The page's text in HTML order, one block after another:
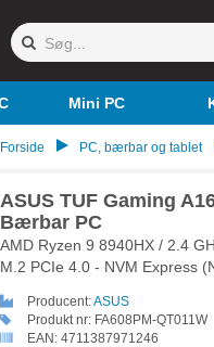
Mini PC
Forside PC, bærbar og tablet
ASUS TUF Gaming
Bærbar PC
AMD Ryzen 9 8940HX / 2.4
M.2 PCIe 4.0 - NVM Express
Producent:ASUS
Produkt nr: FA608PM-QT011W
EAN: 4711387971246